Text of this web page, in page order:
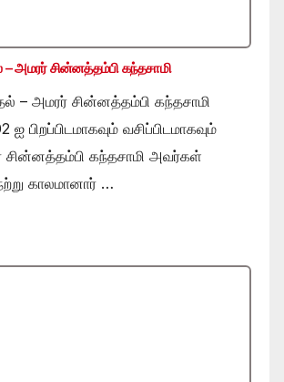
அமரர் சின்னத்தம்பி கந்தசாமி
– அமரர் சின்னத்தம்பி கந்தசாமி
ஐ பிறப்பிடமாகவும் வசிப்பிடமாகவும்
கந்தசாமி அவர்கள்
காலமானார் …